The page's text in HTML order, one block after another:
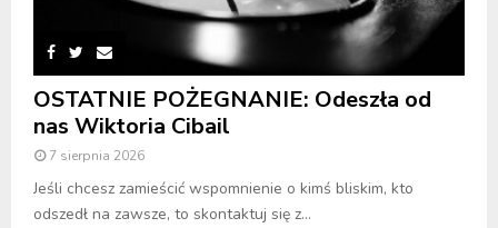
OSTATNIE POŻEGNANIE: Odeszła od
nas Wiktoria Cibail
7 sierpnia 2026
Jeśli chcesz zamieścić wspomnienie o kimś bliskim, kto
odszedł na zawsze, to skontaktuj się z...